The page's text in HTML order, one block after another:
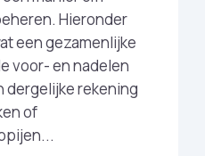
Hieronder
een gezamenlijke
voor- en nadelen
dergelijke rekening
of